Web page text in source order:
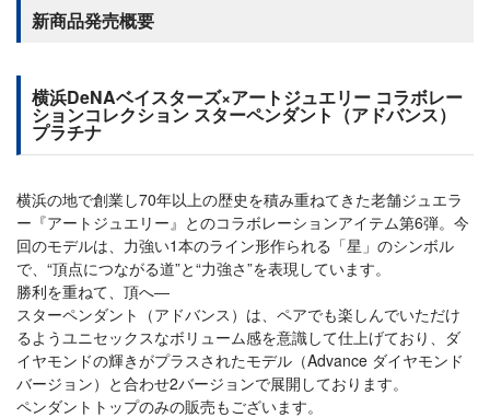
新商品発売概要
横浜DeNAベイスターズ×アートジュエリー コラボレー
ションコレクション スターペンダント（アドバンス）
プラチナ
横浜の地で創業し70年以上の歴史を積み重ねてきた老舗ジュエラ
ー『アートジュエリー』とのコラボレーションアイテム第6弾。今
回のモデルは、力強い1本のライン形作られる「星」のシンボル
で、“頂点につながる道”と“力強さ”を表現しています。
勝利を重ねて、頂へ―
スターペンダント（アドバンス）は、ペアでも楽しんでいただけ
るようユニセックスなボリューム感を意識して仕上げており、ダ
イヤモンドの輝きがプラスされたモデル（Advance ダイヤモンド
バージョン）と合わせ2バージョンで展開しております。
ペンダントトップのみの販売もございます。